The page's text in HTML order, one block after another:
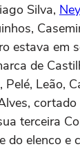
Silva,
estava em
de
Leão,
terceira
do elenco e